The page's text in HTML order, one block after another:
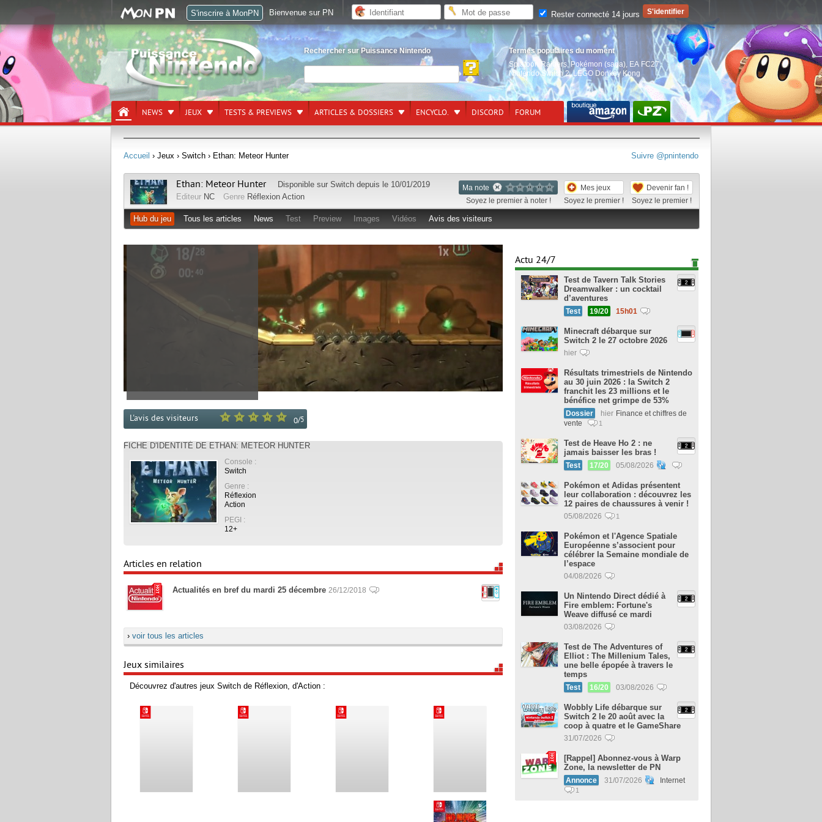
Rechercher sur Puissance Nintendo
Termes populaires du moment
Splatoon Raiders, Pokémon (saga) EA FC27,
Nintendo Switch 2,LEGO Donkey Kong
NEWS JEUX TESTS & PREVIEWS ARTICLES & DOSSIERS ENCYCLO. DISCORD FORUM
Suivre @pnintendo
Accueil › Jeux › Switch › Ethan: Meteor Hunter
Ma note
Soyez le premier à noter !
Mes jeux
Soyez le premier !
Devenir fan !
Soyez le premier !
Ethan: Meteor Hunter Disponible sur Switch depuis le 10/01/2019
Editeur NC Genre Réflexion Action
Hub du jeu Tous les articles News Test Preview Images Vidéos Avis des visiteurs
0/5
L'avis des visiteurs
FICHE D'IDENTITÉ DE ETHAN: METEOR HUNTER
Console :
Switch
Genre :
Réflexion
Action
PEGI :
12+
Articles en relation
Actualités en bref du mardi 25 décembre 26/12/2018
› voir tous les articles
Jeux similaires
Découvrez d'autres jeux Switch de Réflexion, d'Action :
Actu 24/7
Test de Tavern Talk Stories
Dreamwalker : un cocktail
d’aventures
Test 19/20 15h01
Minecraft débarque sur
Switch 2 le 27 octobre 2026
hier
Résultats trimestriels de Nintendo
au 30 juin 2026 : la Switch 2
franchit les 23 millions et le
bénéfice net grimpe de 53%
Dossier hier Finance et chiffres de
vente
1
Test de Heave Ho 2 : ne
jamais baisser les bras !
Test 17/20 05/08/2026
Pokémon et Adidas présentent
leur collaboration : découvrez les
12 paires de chaussures à venir !
05/08/2026 1
Pokémon et l'Agence Spatiale
Européenne s’associent pour
célébrer la Semaine mondiale de
l’espace
04/08/2026
Un Nintendo Direct dédié à
Fire emblem: Fortune's
Weave diffusé ce mardi
03/08/2026
Test de The Adventures of
Elliot : The Millenium Tales,
une belle épopée à travers le
temps
Test 16/20 03/08/2026
Wobbly Life débarque sur
Switch 2 le 20 août avec la
coop à quatre et le GameShare
31/07/2026
[Rappel] Abonnez-vous à Warp
Zone, la newsletter de PN
Annonce 31/07/2026 Internet
1
S'inscrire à MonPN Bienvenue sur PN Rester connecté 14 jours